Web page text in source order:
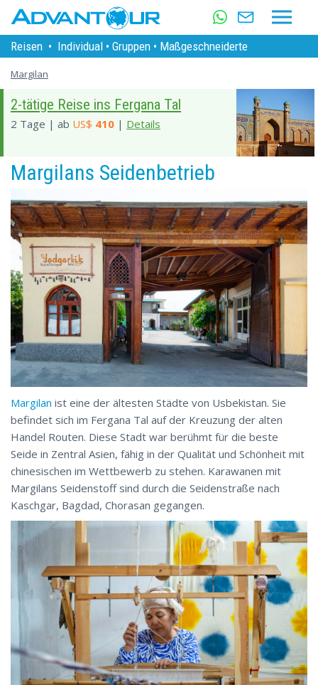
Reisen • Individual • Gruppen • Maßgeschneiderte
Margilan
2-tätige Reise ins Fergana Tal
2 Tage | ab US$ 410 | Details
Margilans Seidenbetrieb
Margilan ist eine der ältesten Städte von Usbekistan. Sie
befindet sich im Fergana Tal auf der Kreuzung der alten
Handel Routen. Diese Stadt war berühmt für die beste
Seide in Zentral Asien, fähig in der Qualität und Schönheit mit
chinesischen im Wettbewerb zu stehen. Karawanen mit
Margilans Seidenstoff sind durch die Seidenstraße nach
Kaschgar, Bagdad, Chorasan gegangen.